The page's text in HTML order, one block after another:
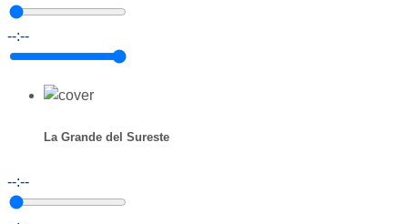
--:--
La Grande del Sureste
--:--